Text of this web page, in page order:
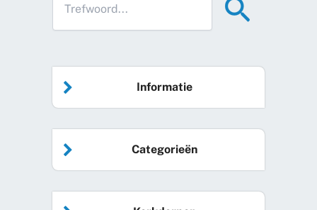
Informatie
Home
Agenda
Categorieën
Algemeen nieuws